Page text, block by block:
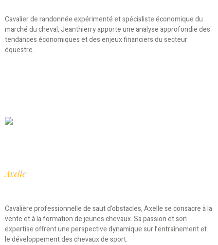
Cavalier de randonnée expérimenté et spécialiste économique du
marché du cheval, Jeanthierry apporte une analyse approfondie des
tendances économiques et des enjeux financiers du secteur
équestre.
Axelle
Cavalière professionnelle de saut d’obstacles, Axelle se consacre à la
vente et à la formation de jeunes chevaux. Sa passion et son
expertise offrent une perspective dynamique sur l’entraînement et
le développement des chevaux de sport.